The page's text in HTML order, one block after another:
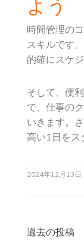
よう
時間管理の
スキルです
的確にスケ
そして、便
で、仕事の
いきます。
高い1日をス
2024年12月13日
投
過去の投稿